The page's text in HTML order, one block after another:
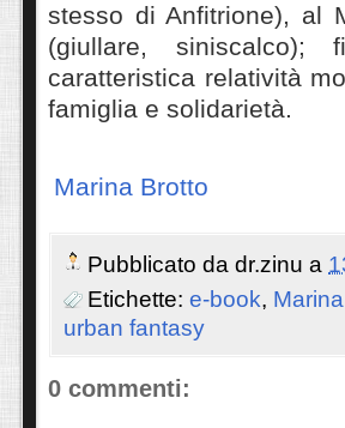
stesso di Anfitrione), al
(giullare,
caratteristica relatività
famiglia e solidarietà.
Marina Brotto
Pubblicato da dr.zinu a
Etichette: e-book,
urban fantasy
0 commenti: